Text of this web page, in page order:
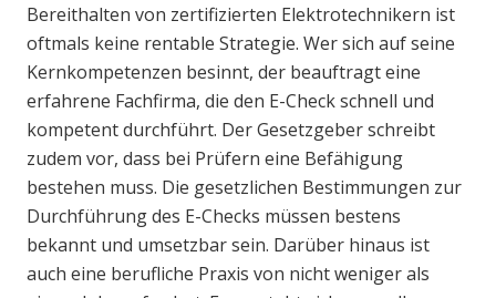
Bereithalten von zertifizierten Elektrotechnikern ist
oftmals keine rentable Strategie. Wer sich auf seine
Kernkompetenzen besinnt, der beauftragt eine
erfahrene Fachfirma, die den E-Check schnell und
kompetent durchführt. Der Gesetzgeber schreibt
zudem vor, dass bei Prüfern eine Befähigung
bestehen muss. Die gesetzlichen Bestimmungen zur
Durchführung des E-Checks müssen bestens
bekannt und umsetzbar sein. Darüber hinaus ist
auch eine berufliche Praxis von nicht weniger als